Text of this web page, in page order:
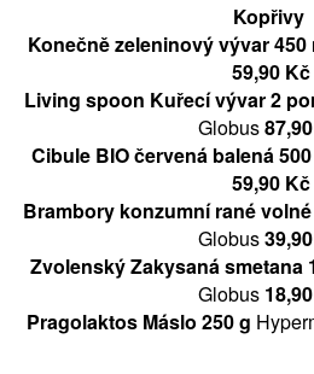
Kopřivy
Konečně zeleninový vývar 450
59,90 Kč
Living spoon Kuřecí vývar 2
Globus
Cibule BIO červená balená
59,90 Kč
Brambory konzumní rané
Globus
Zvolenský Zakysaná smetana
Globus
Pragolaktos Máslo 250 g